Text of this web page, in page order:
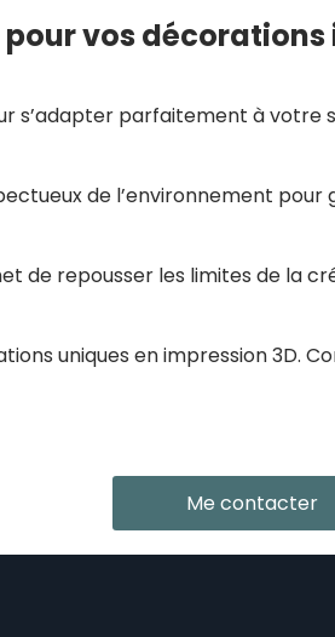
vos décorations
s’adapter parfaitement à votre
de l’environnement
de repousser les limites de la
uniques en impression 3D.
Me contacter